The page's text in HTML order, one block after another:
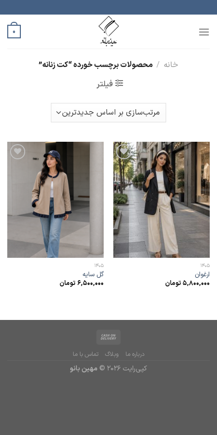
به
محتوا
0
خانه / محصولات برچسب خورده “کت زنانه”
فیلتر
افزودن
به
علاقه
مندی
ها
1405
ارغوان
5,800,000تومان
1405
گل سایه
6,500,000تومان
درباره ما وبلاگ تماس با ما
کپی‌رایت 2026 © مهین بانو